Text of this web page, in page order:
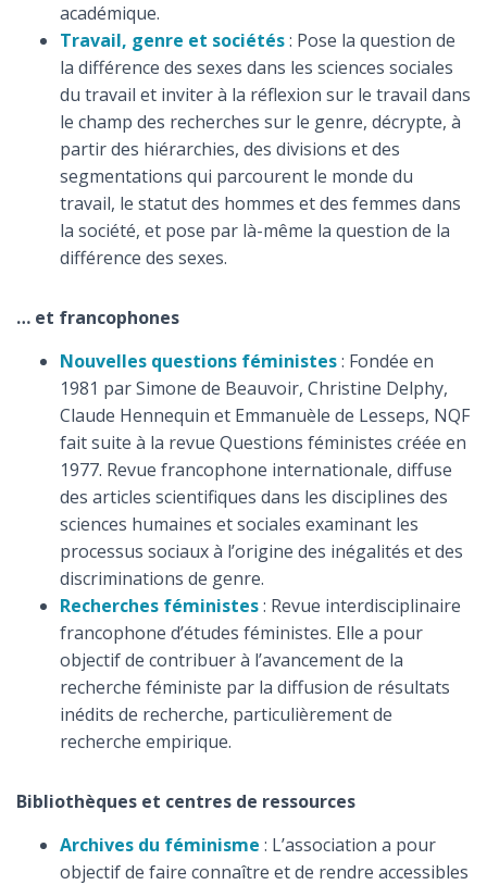
académique.
Travail, genre et sociétés: Pose la question de
la différence des sexes dans les sciences sociales
du travail et inviter à la réflexion sur le travail dans
le champ des recherches sur le genre, décrypte, à
partir des hiérarchies, des divisions et des
segmentations qui parcourent le monde du
travail, le statut des hommes et des femmes dans
la société, et pose par là-même la question de la
différence des sexes.
… et francophones
Nouvelles questions féministes: Fondée en
1981 par Simone de Beauvoir, Christine Delphy,
Claude Hennequin et Emmanuèle de Lesseps, NQF
fait suite à la revue Questions féministes créée en
1977. Revue francophone internationale, diffuse
des articles scientifiques dans les disciplines des
sciences humaines et sociales examinant les
processus sociaux à l’origine des inégalités et des
discriminations de genre.
Recherches féministes: Revue interdisciplinaire
francophone d’études féministes. Elle a pour
objectif de contribuer à l’avancement de la
recherche féministe par la diffusion de résultats
inédits de recherche, particulièrement de
recherche empirique.
Bibliothèques et centres de ressources
Archives du féminisme : L’association a pour
objectif de faire connaître et de rendre accessibles